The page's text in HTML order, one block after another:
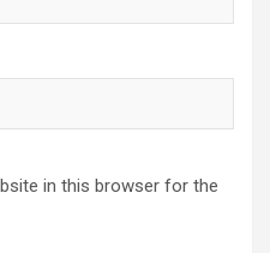
in this browser for the